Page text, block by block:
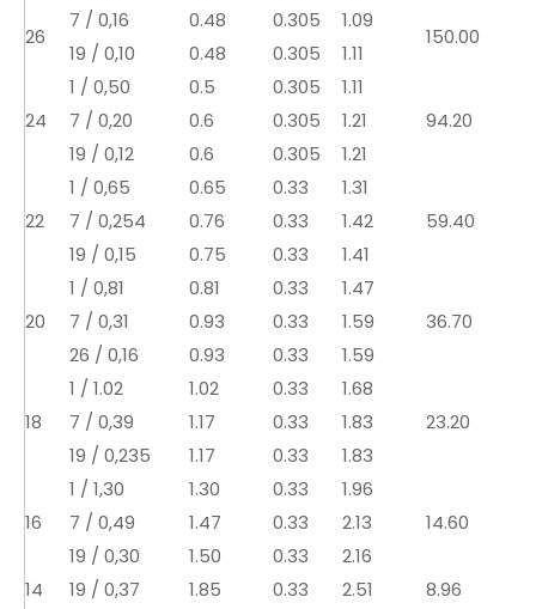
26
7 / 0,16
19 / 0,10
0.48
0.48
0.305
0.305
1.09
1.11
150.00
24
1 / 0,50
7 / 0,20
19 / 0,12
0.5
0.6
0.6
0.305
0.305
0.305
1.11
1.21
1.21
94.20
22
1 / 0,65
7 / 0,254
19 / 0,15
0.65
0.76
0.75
0.33
0.33
0.33
1.31
1.42
1.41
59.40
20
1 / 0,81
7 / 0,31
26 / 0,16
0.81
0.93
0.93
0.33
0.33
0.33
1.47
1.59
1.59
36.70
18
1 / 1.02
7 / 0,39
19 / 0,235
1.02
1.17
1.17
0.33
0.33
0.33
1.68
1.83
1.83
23.20
16
1 / 1,30
7 / 0,49
19 / 0,30
1.30
1.47
1.50
0.33
0.33
0.33
1.96
2.13
2.16
14.60
14 19 / 0,37 1.85 0.33 2.51
8.96